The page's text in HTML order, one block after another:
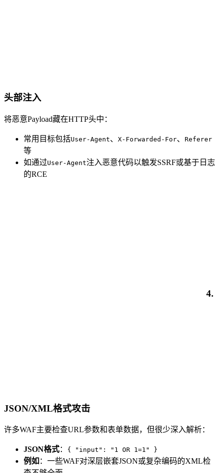
头部注入
将恶意Payload藏在HTTP头中：
常用目标包括User-Agent、 X-Forwarded-For、 Referer
等
如通过User-Agent注入恶意代码以触发SSRF或基于日志
的RCE
4.
JSON/XML格式攻击
许多WAF主要检查URL参数和表单数据，但很少深入解析：
JSON格式： { "input": "1 OR 1=1" }
例如 ：一些WAF对深层嵌套JSON或复杂编码的XML检